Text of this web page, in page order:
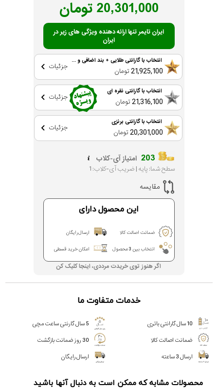
20,301,000 تومان
ایران تایمر تنها ارائه دهنده ویژگی های زیر در
ایران
انتخاب با گارانتی طلایی + بند اضافی و ...
21,925,100 تومان
جزئیات
انتخاب با گارانتی نقره ای
21,316,100 تومان
جزئیات
انتخاب با گارانتی برنزی
20,301,000 تومان
جزئیات
203 امتیاز آی-کلاب
سطح شما: پایه | ضریب آی-کلاب: 1
مقایسه
این محصول دارای
ضمانت اصالت کالا ارسال رایگان
انتخاب بین 3 محصول امکان خرید قسطی
اگر هنوز توی خریدت مرددی، اینجا کلیک کن
خدمات متفاوت ما
10 سال گارانتی باتری
5 سال گارنتی ساعت مچی
ضمانت اصالت کالا
30 روز ضمانت بازگشت
ارسال 3 ساعته
ارسال رایگان
محصولات مشابه که ممکن است به دنبال آنها باشید